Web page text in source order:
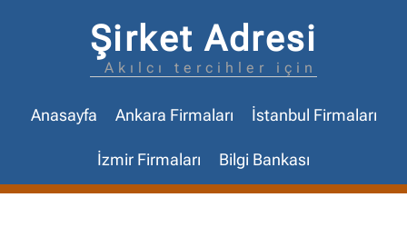
Şirket Adresi
Akılcı tercihler için
Anasayfa Ankara Firmaları İstanbul Firmaları
İzmir Firmaları Bilgi Bankası